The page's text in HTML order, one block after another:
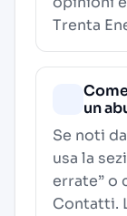
Trenta
un
Se noti
usa la
errate” o
Contatti.